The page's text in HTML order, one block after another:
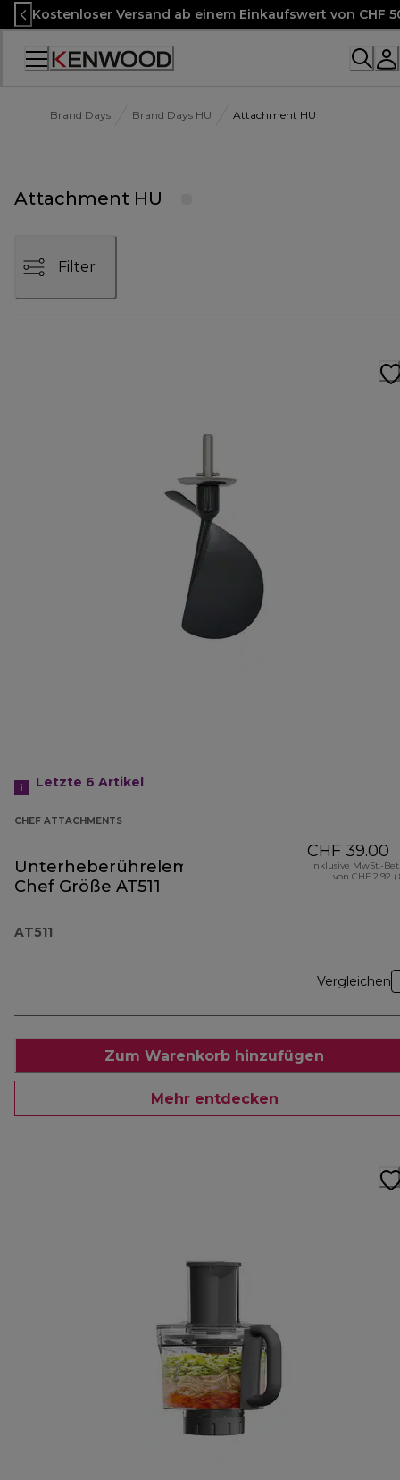
Skip
to
Content
Kostenloser Versand ab einem Einkaufswert von CHF
Accessibility
Brand Days Brand Days HU Attachment HU
Attachment HU
Filter
Letzte 6 Artikel
CHEF ATTACHMENTS
Unterheberührelement
Chef Größe AT511
AT511
CHF 39.00
Inklusive MwSt.-
von CHF 2.92 (
Vergleichen
Zum Warenkorb hinzufügen
Mehr entdecken